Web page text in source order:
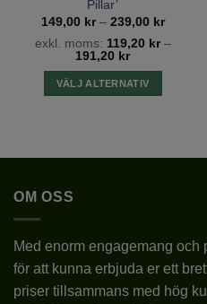
SORT
VÄXTZON
BLOMSTORLEK
BLOMNINGSTID
LÄGE
JORDMÅN
Pillar’
149,00 kr – 239,00 kr
till
exkl. moms: 119,20 kr–
191,20 kr
VÄLJ ALTERNATIV
har
alternativen
kan
väljas
OM OSS
Med enorm engagemang
för att kunna erbjuda er ett
priser tillsammans med hög